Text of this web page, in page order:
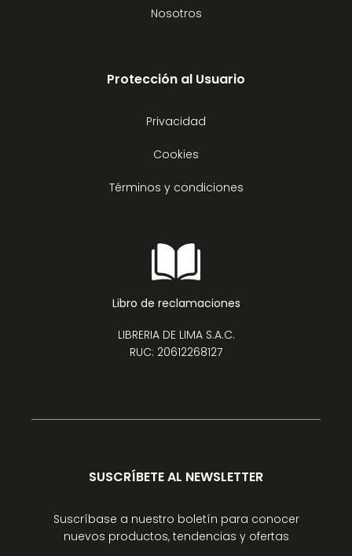
Nosotros
Protección al Usuario
Privacidad
Cookies
Términos y condiciones
Libro de reclamaciones
LIBRERIA DE LIMA S.A.C.
RUC: 20612268127
SUSCRÍBETE AL NEWSLETTER
Suscríbase a nuestro boletín para conocer
nuevos productos, tendencias y ofertas